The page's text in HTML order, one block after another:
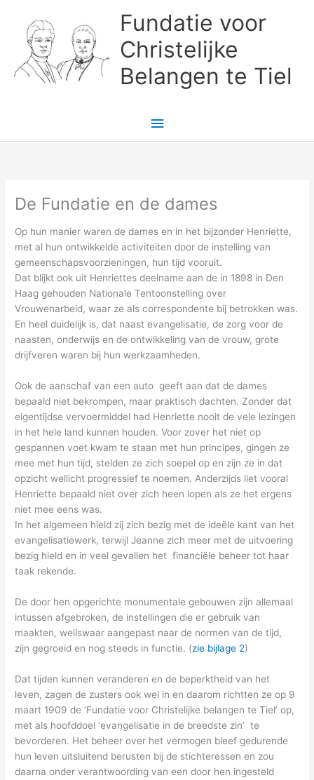
Fundatie voor
Christelijke
Belangen te Tiel
Hoofdmenu
De Fundatie en de dames
Op hun manier waren de dames en in het bijzonder Henriette,
met al hun ontwikkelde activiteiten door de instelling van
gemeenschapsvoorzieningen, hun tijd vooruit.
Dat blijkt ook uit Henriettes deelname aan de in 1898 in Den
Haag gehouden Nationale Tentoonstelling over
Vrouwenarbeid, waar ze als correspondente bij betrokken was.
En heel duidelijk is, dat naast evangelisatie, de zorg voor de
naasten, onderwijs en de ontwikkeling van de vrouw, grote
drijfveren waren bij hun werkzaamheden.
Ook de aanschaf van een auto geeft aan dat de dames
bepaald niet bekrompen, maar praktisch dachten. Zonder dat
eigentijdse vervoermiddel had Henriette nooit de vele lezingen
in het hele land kunnen houden. Voor zover het niet op
gespannen voet kwam te staan met hun principes, gingen ze
mee met hun tijd, stelden ze zich soepel op en zijn ze in dat
opzicht wellicht progressief te noemen. Anderzijds liet vooral
Henriette bepaald niet over zich heen lopen als ze het ergens
niet mee eens was.
In het algemeen hield zij zich bezig met de ideële kant van het
evangelisatiewerk, terwijl Jeanne zich meer met de uitvoering
bezig hield en in veel gevallen het financiële beheer tot haar
taak rekende.
De door hen opgerichte monumentale gebouwen zijn allemaal
intussen afgebroken, de instellingen die er gebruik van
maakten, weliswaar aangepast naar de normen van de tijd,
zijn gegroeid en nog steeds in functie. (zie bijlage 2)
Dat tijden kunnen veranderen en de beperktheid van het
leven, zagen de zusters ook wel in en daarom richtten ze op 9
maart 1909 de ‘Fundatie voor Christelijke belangen te Tiel’ op,
met als hoofddoel ‘evangelisatie in de breedste zin’ te
bevorderen. Het beheer over het vermogen bleef gedurende
hun leven uitsluitend berusten bij de stichteressen en zou
daarna onder verantwoording van een door hen ingesteld